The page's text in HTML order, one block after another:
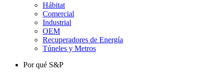
Hábitat
Comercial
Industrial
OEM
Recuperadores de Energía
Túneles y Metros
Por qué S&P